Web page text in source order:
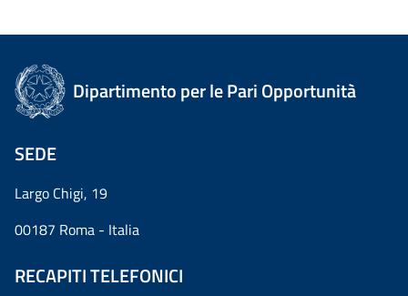
Dipartimento per le Pari Opportunità
SEDE
Largo Chigi, 19
00187 Roma - Italia
RECAPITI TELEFONICI